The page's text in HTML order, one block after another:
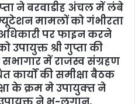
ने बरवाडीह अंचल में लंबे
मामलों को गंभीरता
पर फाइन करने
उपायुक्त श्री गुप्ता की
में राजस्व संग्रहण
कार्यों की समीक्षा बैठक
के क्रम मे उपायुक्‍त ने